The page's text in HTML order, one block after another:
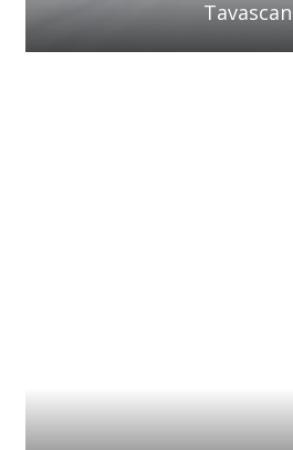
Tavascan